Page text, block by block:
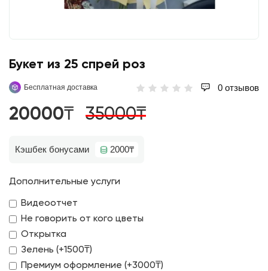
Букет из 25 спрей роз
Бесплатная доставка 0 отзывов
20000₸ 35000₸
Кэшбек бонусами 2000₸
Дополнительные услуги
Видеоотчет
Не говорить от кого цветы
Открытка
Зелень (+1500₸)
Премиум оформление (+3000₸)